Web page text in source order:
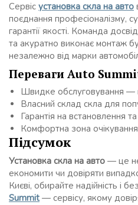
Сервіс установка скла на авто
поєднання професіоналізму,
гарантії якості. Команда
та акуратно виконає монтаж
незалежно від марки
Переваги Auto
Швидке обслуговування —
Власний склад скла для
Гарантія на встановлення
Комфортна зона очікування
Підсумок
Установка скла на авто — це
економити чи довіряти
Києві, обирайте надійність і
Summit— сервісу, якому